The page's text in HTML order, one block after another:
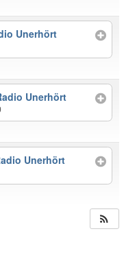
Unerhört
Unerhört
Unerhört